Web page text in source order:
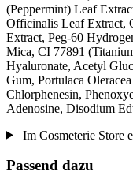
(Peppermint) Leaf
Officinalis Leaf Extract,
Extract, Peg-60
Mica, CI 77891
Hyaluronate, Acetyl
Gum, Portulaca
Chlorphenesin,
Adenosine, Disodium
Im Cosmeterie Store
Passend dazu